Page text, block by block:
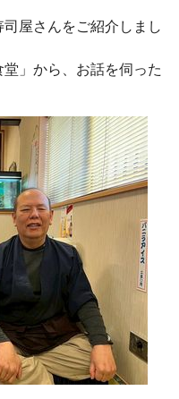
屋さんをご紹介しまし
」から、お話を伺った